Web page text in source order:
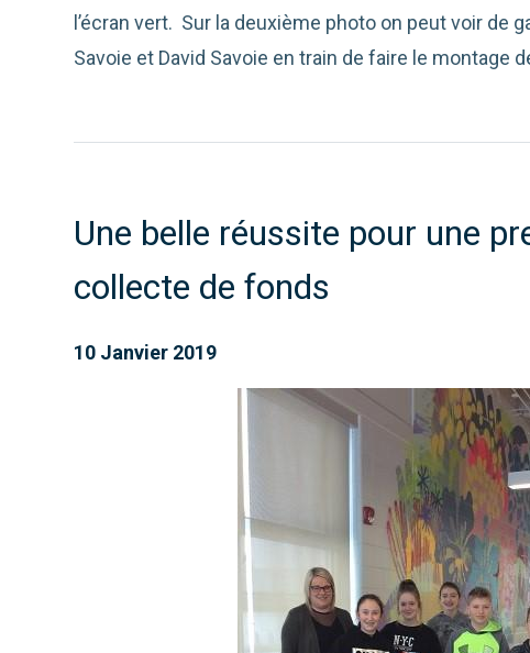
l’écran vert. Sur la deuxième photo on peut voir de
Savoie et David Savoie en train de faire le montage
Une belle réussite pour une
collecte de fonds
10 Janvier 2019